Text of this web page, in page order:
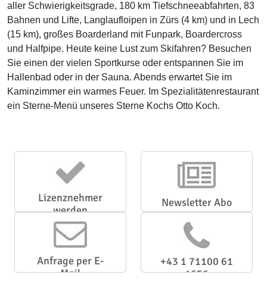
aller Schwierigkeitsgrade, 180 km Tiefschneeabfahrten, 83
Bahnen und Lifte, Langlaufloipen in Zürs (4 km) und in Lech
(15 km), großes Boarderland mit Funpark, Boardercross
und Halfpipe. Heute keine Lust zum Skifahren? Besuchen
Sie einen der vielen Sportkurse oder entspannen Sie im
Hallenbad oder in der Sauna. Abends erwartet Sie im
Kaminzimmer ein warmes Feuer. Im Spezialitätenrestaurant
ein Sterne-Menü unseres Sterne Kochs Otto Koch.
Lizenznehmer
werden
Newsletter Abo
Anfrage per E-
Mail
+43 1 71100 61
1656